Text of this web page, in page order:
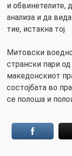
и обвинетелите,
анализа и да
тие, истакна тој.
Митовски
странски пари
македонскиот
состојбата во
се полоша и